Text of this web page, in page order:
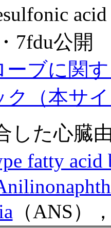
7fdu公開
ブに関
ク（本サ
した心臓
fatty
（ANS）